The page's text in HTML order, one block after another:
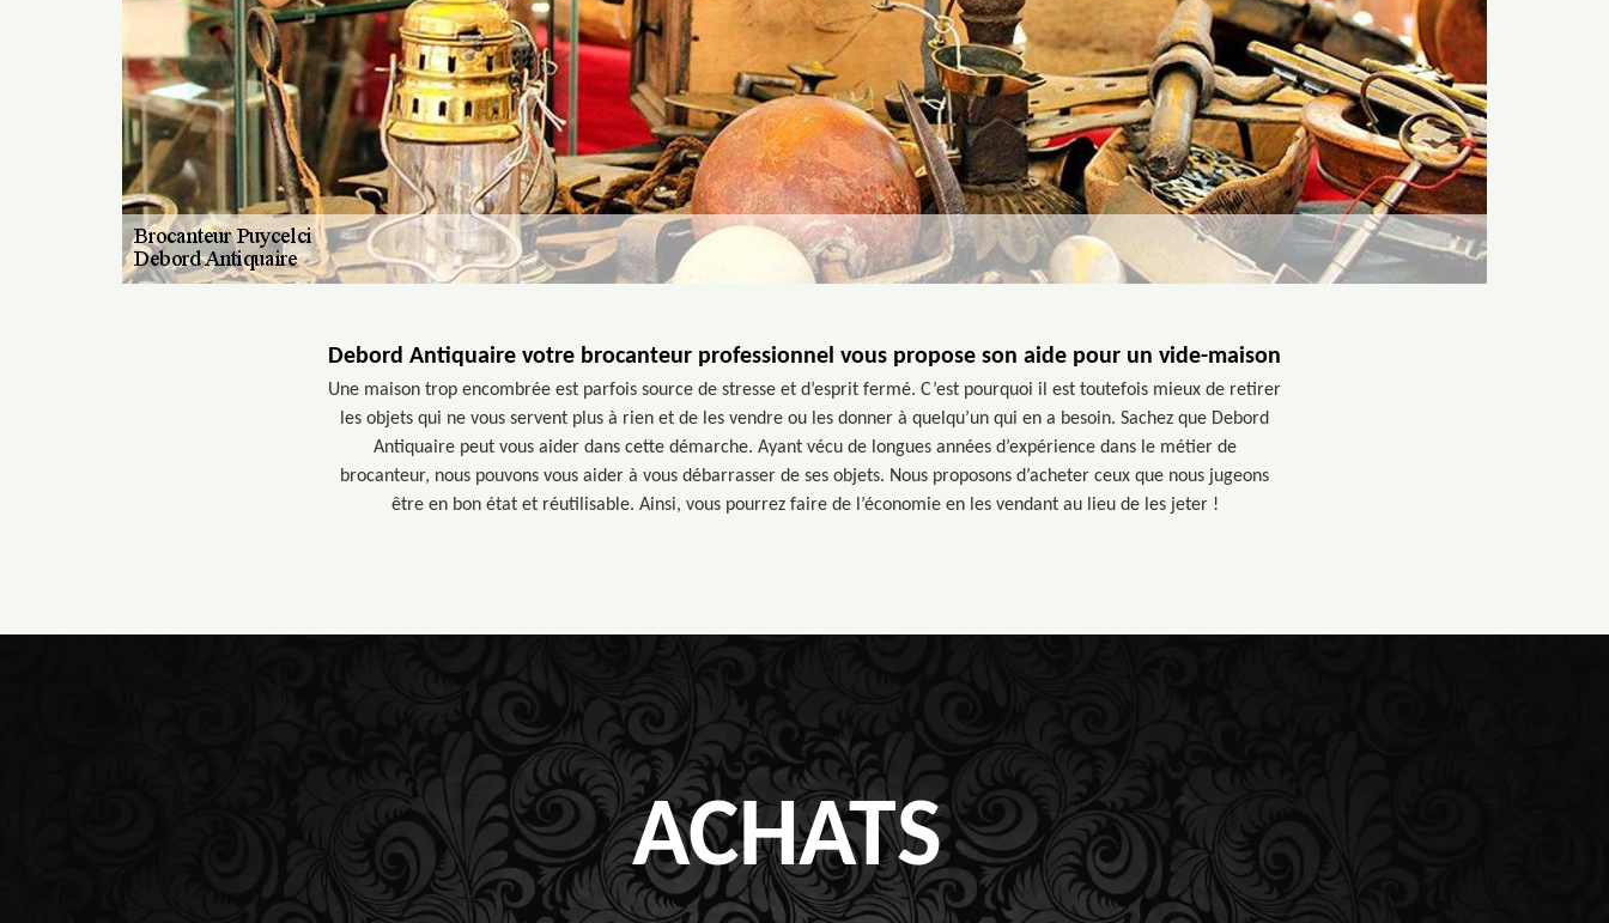
Debord Antiquaire votre brocanteur professionnel vous propose son aide pour un vide-maison
Une maison trop encombrée est parfois source de stresse et d’esprit fermé. C’est pourquoi il est toutefois mieux de retirer
les objets qui ne vous servent plus à rien et de les vendre ou les donner à quelqu’un qui en a besoin. Sachez que Debord
Antiquaire peut vous aider dans cette démarche. Ayant vécu de longues années d’expérience dans le métier de
brocanteur, nous pouvons vous aider à vous débarrasser de ses objets. Nous proposons d’acheter ceux que nous jugeons
être en bon état et réutilisable. Ainsi, vous pourrez faire de l’économie en les vendant au lieu de les jeter !
ACHATS